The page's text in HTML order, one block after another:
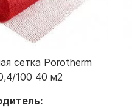
сетка Porotherm
100 40 м2